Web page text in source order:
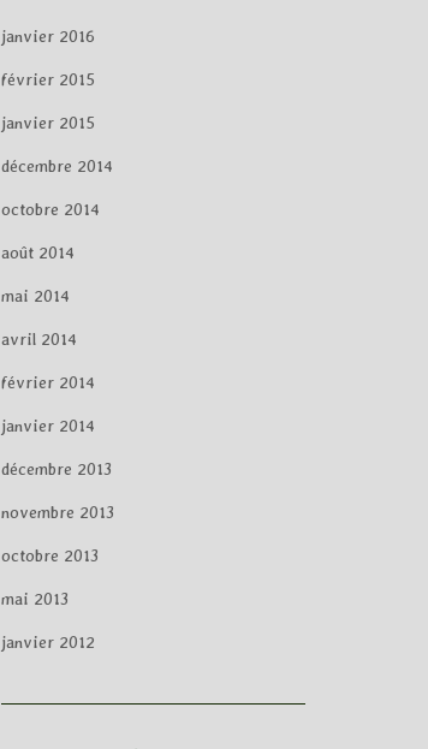
janvier 2016
février 2015
janvier 2015
décembre 2014
octobre 2014
août 2014
mai 2014
avril 2014
février 2014
janvier 2014
décembre 2013
novembre 2013
octobre 2013
mai 2013
janvier 2012